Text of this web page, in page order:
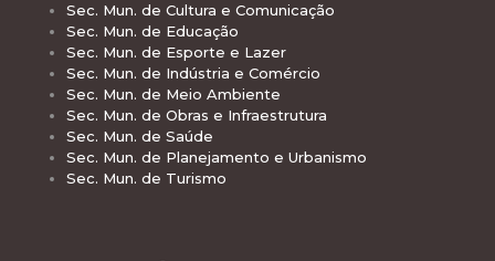
Sec. Mun. de Cultura e Comunicação
Sec. Mun. de Educação
Sec. Mun. de Esporte e Lazer
Sec. Mun. de Indústria e Comércio
Sec. Mun. de Meio Ambiente
Sec. Mun. de Obras e Infraestrutura
Sec. Mun. de Saúde
Sec. Mun. de Planejamento e Urbanismo
Sec. Mun. de Turismo